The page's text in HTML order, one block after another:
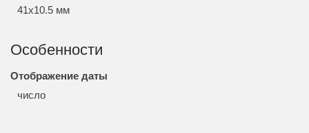
41x10.5 мм
Особенности
Отображение даты
число